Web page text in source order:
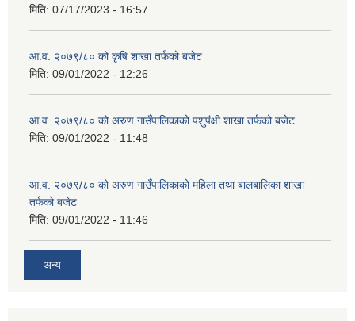
मिति: 07/17/2023 - 16:57
आ.व. २०७९/८० को कृषि शाखा तर्फको बजेट
मिति: 09/01/2022 - 12:26
आ.व. २०७९/८० को अरुण गाउँपालिकाको पशुपंक्षी शाखा तर्फको बजेट
मिति: 09/01/2022 - 11:48
आ.व. २०७९/८० को अरुण गाउँपालिकाको महिला तथा बालबालिका शाखा
तर्फको बजेट
मिति: 09/01/2022 - 11:46
अन्य